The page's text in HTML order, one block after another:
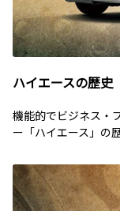
ハイエースの歴史
機能的でビジネス・
ー「ハイエース」の